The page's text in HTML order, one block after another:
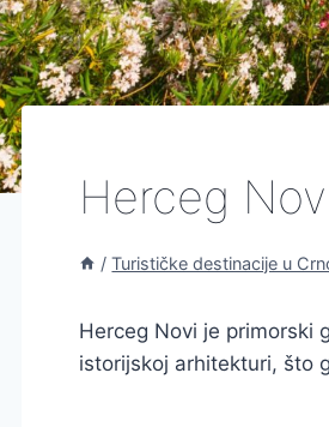
Herceg
/ Turističke destinacije u
Herceg Novi je primorski
istorijskoj arhitekturi, što